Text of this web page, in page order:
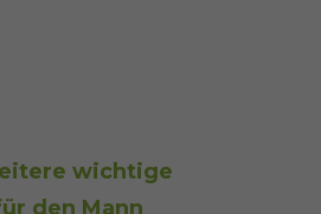
wichtige
den Mann